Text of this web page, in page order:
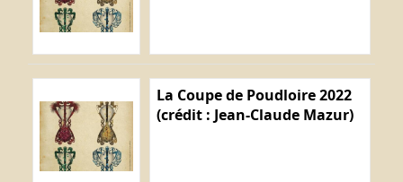
La Coupe de Poudloire 2022
(crédit : Jean-Claude Mazur)